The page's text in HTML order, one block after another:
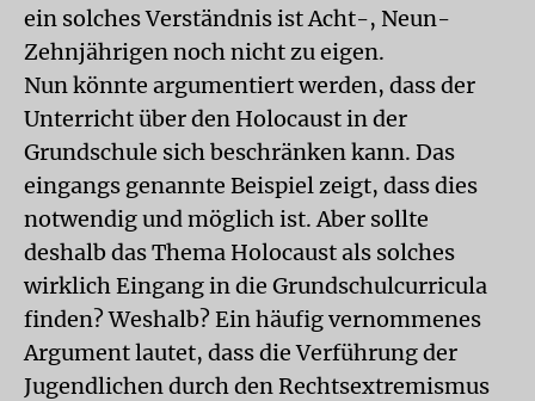
ein solches Verständnis ist Acht-, Neun-
Zehnjährigen noch nicht zu eigen.
Nun könnte argumentiert werden, dass der
Unterricht über den Holocaust in der
Grundschule sich beschränken kann. Das
eingangs genannte Beispiel zeigt, dass dies
notwendig und möglich ist. Aber sollte
deshalb das Thema Holocaust als solches
wirklich Eingang in die Grundschulcurricula
finden? Weshalb? Ein häufig vernommenes
Argument lautet, dass die Verführung der
Jugendlichen durch den Rechtsextremismus